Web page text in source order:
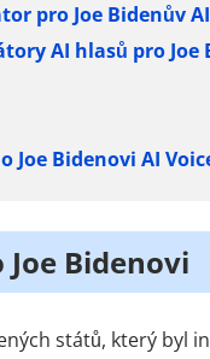
pro Joe Bidenův
AI hlasů pro Joe
Bidenovi AI
Bidenovi
států, který byl